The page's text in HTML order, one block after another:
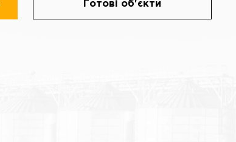
Готові об'єкти